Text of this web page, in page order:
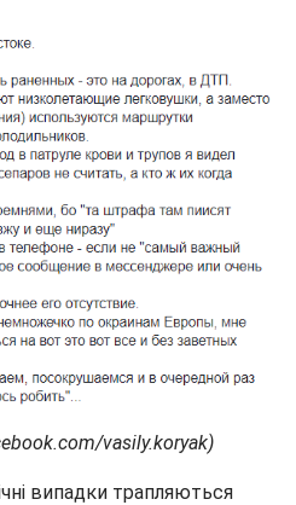
vasily.koryak)
випадки трапляються